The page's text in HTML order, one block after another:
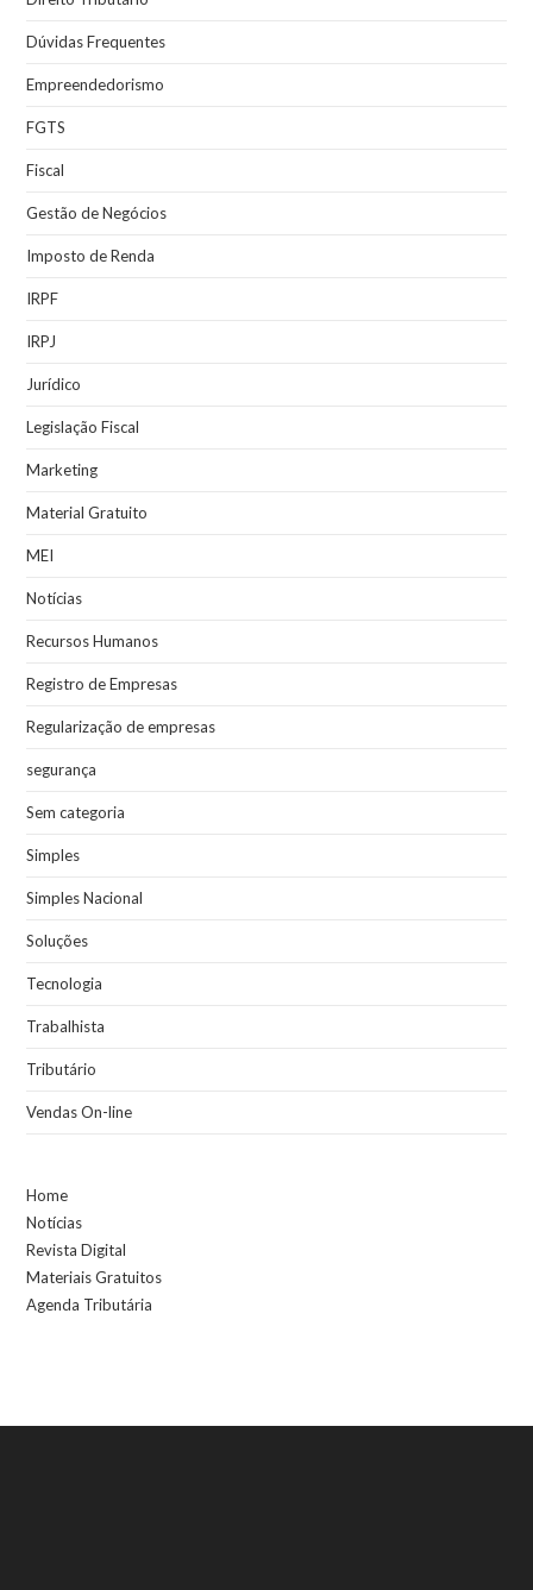
Dúvidas Frequentes
Empreendedorismo
FGTS
Fiscal
Gestão de Negócios
Imposto de Renda
IRPF
IRPJ
Jurídico
Legislação Fiscal
Marketing
Material Gratuito
MEI
Notícias
Recursos Humanos
Registro de Empresas
Regularização de empresas
segurança
Sem categoria
Simples
Simples Nacional
Soluções
Tecnologia
Trabalhista
Tributário
Vendas On-line
Home
Notícias
Revista Digital
Materiais Gratuitos
Agenda Tributária